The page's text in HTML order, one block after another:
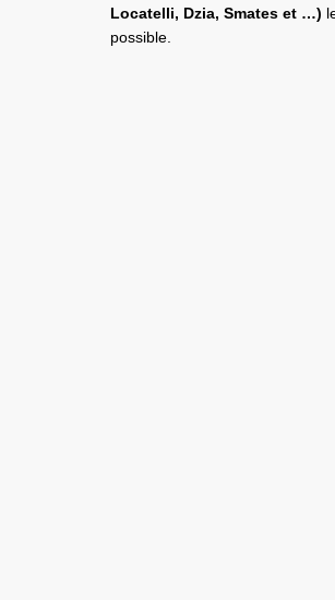
Locatelli, Dzia, Smates et …)
possible.